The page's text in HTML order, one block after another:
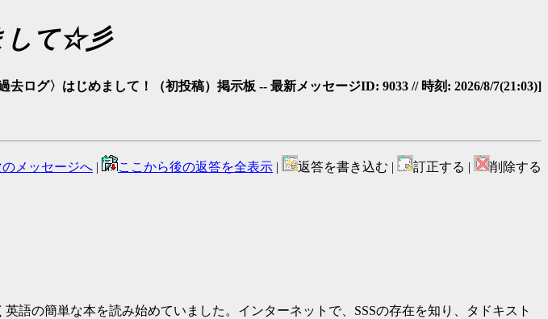
して☆彡
去ログ〉はじめまして！（初投稿）掲示板 -- 最新メッセージID: 9033 // 時刻: 2026/8/7(21:03)]
のメッセージへ | ここから後の返答を全表示 | 返答を書き込む | 訂正する | 削除する
語の簡単な本を読み始めていました。インターネットで、SSSの存在を知り、タドキスト